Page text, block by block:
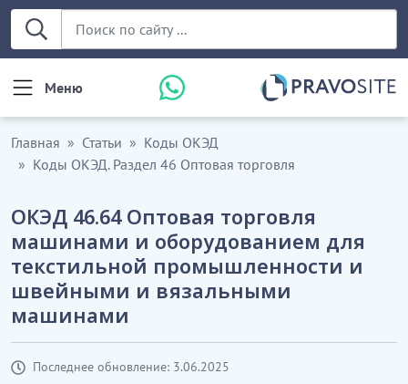
Меню
Главная Статьи
Коды ОКЭД
Коды ОКЭД. Раздел 46 Оптовая торговля
ОКЭД 46.64 Оптовая торговля
машинами и оборудованием для
текстильной промышленности и
швейными и вязальными
машинами
Последнее обновление: 3.06.2025